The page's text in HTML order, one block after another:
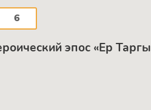
6
эпос «Ер